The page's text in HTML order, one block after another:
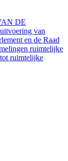
DE
van
en de Raad
ruimtelijke
ruimtelijke